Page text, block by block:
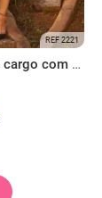
REF 2221
Saia midi bege cargo com bolsos